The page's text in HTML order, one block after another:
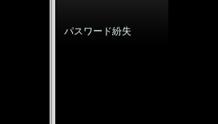
パスワード紛失